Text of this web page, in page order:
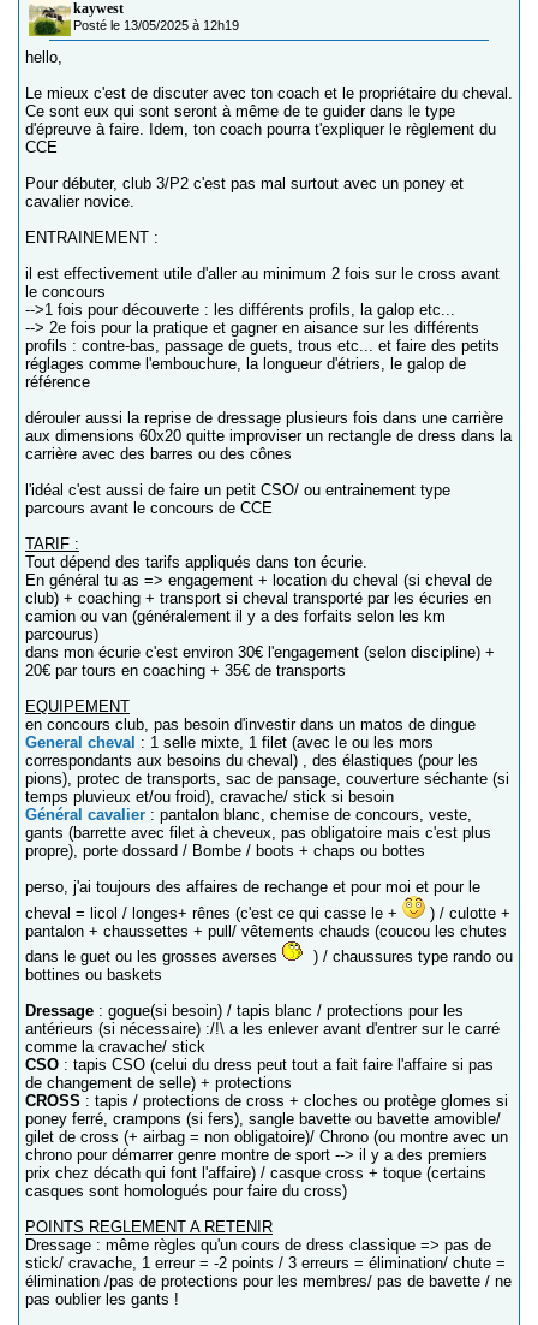
kaywest
Posté le 13/05/2025 à 12h19
hello,
Le mieux c'est de discuter avec ton coach et le propriétaire du cheval.
Ce sont eux qui sont seront à même de te guider dans le type
d'épreuve à faire. Idem, ton coach pourra t'expliquer le règlement du
CCE
Pour débuter, club 3/P2 c'est pas mal surtout avec un poney et
cavalier novice.
ENTRAINEMENT :
il est effectivement utile d'aller au minimum 2 fois sur le cross avant
le concours
-->1 fois pour découverte : les différents profils, la galop etc...
--> 2e fois pour la pratique et gagner en aisance sur les différents
profils : contre-bas, passage de guets, trous etc... et faire des petits
réglages comme l'embouchure, la longueur d'étriers, le galop de
référence
dérouler aussi la reprise de dressage plusieurs fois dans une carrière
aux dimensions 60x20 quitte improviser un rectangle de dress dans la
carrière avec des barres ou des cônes
l'idéal c'est aussi de faire un petit CSO/ ou entrainement type
parcours avant le concours de CCE
TARIF :
Tout dépend des tarifs appliqués dans ton écurie.
En général tu as => engagement + location du cheval (si cheval de
club) + coaching + transport si cheval transporté par les écuries en
camion ou van (généralement il y a des forfaits selon les km
parcourus)
dans mon écurie c'est environ 30€ l'engagement (selon discipline) +
20€ par tours en coaching + 35€ de transports
EQUIPEMENT
en concours club, pas besoin d'investir dans un matos de dingue
General cheval : 1 selle mixte, 1 filet (avec le ou les mors
correspondants aux besoins du cheval) , des élastiques (pour les
pions), protec de transports, sac de pansage, couverture séchante (si
temps pluvieux et/ou froid), cravache/ stick si besoin
Général cavalier : pantalon blanc, chemise de concours, veste,
gants (barrette avec filet à cheveux, pas obligatoire mais c'est plus
propre), porte dossard / Bombe / boots + chaps ou bottes
perso, j'ai toujours des affaires de rechange et pour moi et pour le
cheval = licol / longes+ rênes (c'est ce qui casse le +
) / culotte +
pantalon + chaussettes + pull/ vêtements chauds (coucou les chutes
dans le guet ou les grosses averses
) / chaussures type rando ou
bottines ou baskets
Dressage : gogue(si besoin) / tapis blanc / protections pour les
antérieurs (si nécessaire) :/!\ a les enlever avant d'entrer sur le carré
comme la cravache/ stick
CSO : tapis CSO (celui du dress peut tout a fait faire l'affaire si pas
de changement de selle) + protections
CROSS : tapis / protections de cross + cloches ou protège glomes si
poney ferré, crampons (si fers), sangle bavette ou bavette amovible/
gilet de cross (+ airbag = non obligatoire)/ Chrono (ou montre avec un
chrono pour démarrer genre montre de sport --> il y a des premiers
prix chez décath qui font l'affaire) / casque cross + toque (certains
casques sont homologués pour faire du cross)
POINTS REGLEMENT A RETENIR
Dressage : même règles qu'un cours de dress classique => pas de
stick/ cravache, 1 erreur = -2 points / 3 erreurs = élimination/ chute =
élimination /pas de protections pour les membres/ pas de bavette / ne
pas oublier les gants !